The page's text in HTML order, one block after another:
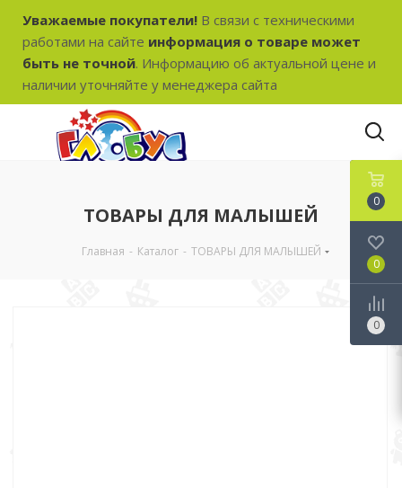
Уважаемые покупатели! В связи с техническими
работами на сайте информация о товаре может
быть не точной. Информацию об актуальной цене и
наличии уточняйте у менеджера сайта
ТОВАРЫ ДЛЯ МАЛЫШЕЙ
Главная - Каталог - ТОВАРЫ ДЛЯ МАЛЫШЕЙ
0
0
0